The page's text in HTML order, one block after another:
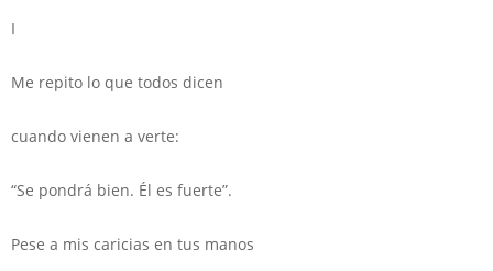
I
Me repito lo que todos dicen
cuando vienen a verte:
“Se pondrá bien. Él es fuerte”.
Pese a mis caricias en tus manos